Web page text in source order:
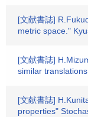
[文献書誌]
metric space."
[文献書誌]
similar
[文献書誌]
properties"